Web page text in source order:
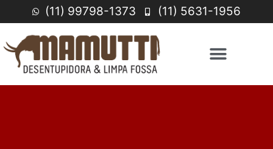
(11) 99798-1373 (11) 5631-1956